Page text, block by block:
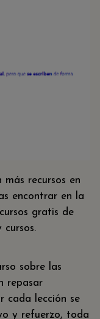
recursos en
encontrar en la
gratis de
sobre las
repasar
cada lección se
y refuerzo, toda